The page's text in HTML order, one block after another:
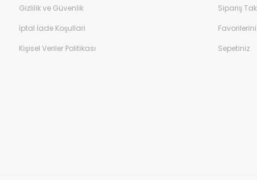
Gizlilik ve Güvenlik
İptal İade Koşullari
Kişisel Veriler Politikası
Sipariş
Sepetiniz